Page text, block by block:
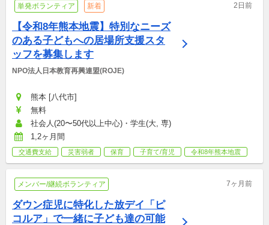
単発ボランティア 新着 2日前
【令和8年熊本地震】特別なニーズ
のある子どもへの居場所支援スタ
ッフを募集します
NPO法人日本教育再興連盟(ROJE)
熊本 [八代市]
無料
社会人(20〜50代以上中心)・学生(大, 専)
1,2ヶ月間
交通費支給 災害弱者 保育 子育て/育児 令和8年熊本地震
メンバー/継続ボランティア 7ヶ月前
ダウン症児に特化した放デイ「ピ
コルア」で一緒に子ども達の可能